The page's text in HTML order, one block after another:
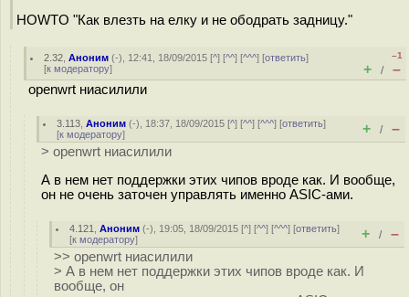
HOWTO "Как влезть на елку и не ободрать задницу."
2.32 ,Аноним (-), 12:41, 18/09/2015 [^] [^^] [^^^] [ответить]
[к модератору]
–1
+ / –
openwrt ниасилили
3.113 ,Аноним (-), 18:37, 18/09/2015 [^] [^^] [^^^] [ответить]
[к модератору] + / –
> openwrt ниасилили
А в нем нет поддержки этих чипов вроде как. И вообще,
он не очень заточен управлять именно ASIC-ами.
4.121 ,Аноним (-), 19:05, 18/09/2015 [^] [^^] [^^^] [ответить]
[к модератору] + / –
>> openwrt ниасилили
> А в нем нет поддержки этих чипов вроде как. И
вообще, он